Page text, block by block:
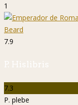
1
7.9
P. Hislibris
7.3
P. plebe